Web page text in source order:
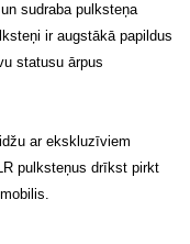
sudraba pulksteņa
ir augstākā papildus
statusu ārpus
ar ekskluzīviem
pulksteņus drīkst pirkt